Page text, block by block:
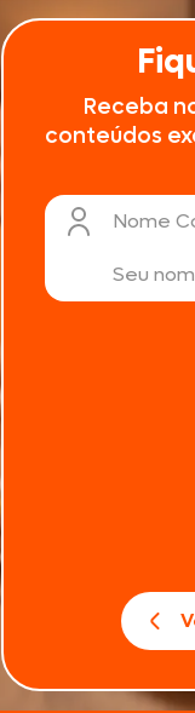
Receba
conteúdos
Nome